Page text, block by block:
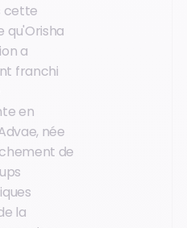
cette
qu'Orisha
a
franchi
en
née
de
la